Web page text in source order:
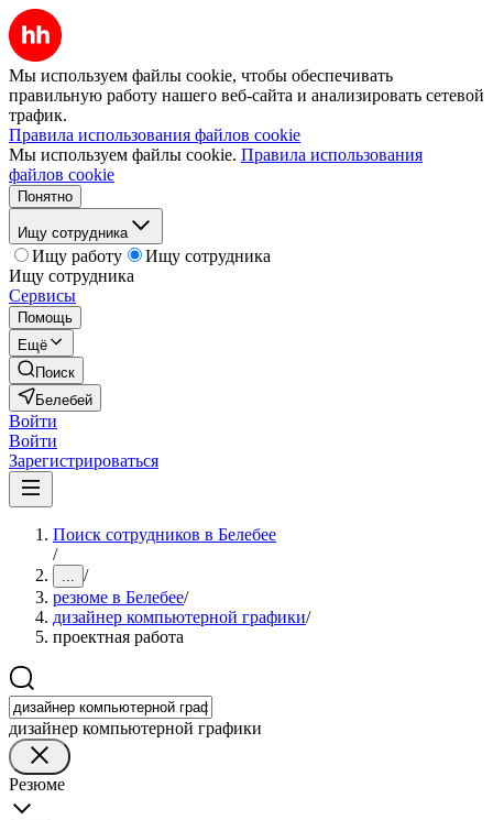
Мы используем файлы cookie, чтобы обеспечивать
правильную работу нашего веб-сайта и анализировать сетевой
трафик.
Правила использования файлов cookie
Мы используем файлы cookie. Правила использования
файлов cookie
Понятно
Ищу сотрудника
Ищу работу
Ищу сотрудника
Ищу сотрудника
Сервисы
Помощь
Ещё
Поиск
Белебей
Войти
Войти
Зарегистрироваться
Поиск сотрудников в Белебее
/
... /
резюме в Белебее/
дизайнер компьютерной графики/
проектная работа
дизайнер компьютерной графики
Резюме